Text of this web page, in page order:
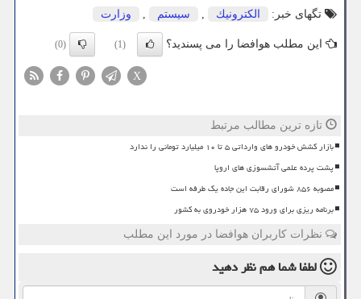
تگهای خبر:
الكترونیك , سیستم , وزارت
این مطلب هوافضا را می پسندید؟ (1)
(0)
X
تازه ترین مطالب مرتبط
بازار کشش خودرو های وارداتی ۵ تا ۱۰ میلیارد تومانی را ندارد
پشت پرده علمی آتشسوزی های اروپا
مصوبه ۸۵۶ شورای رقابت این جاده یک طرفه است
برنامه ریزی برای ورود ۷۵ هزار خودروی به کشور
نظرات کاربران هوافضا در مورد این مطلب
لطفا شما همنظر دهید